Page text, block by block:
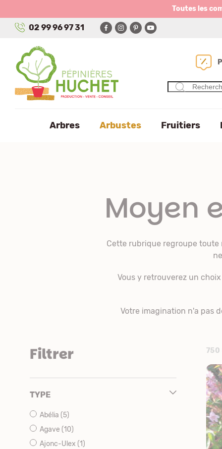
Toutes les
02 99 96 97 31
Arbres Arbustes Fruitiers
Moyen
Cette rubrique regroupe
Vous y retrouverez un
Votre imagination n'a pas
Filtrer
TYPE
Abélia (5)
Agave (10)
Ajonc-Ulex (1)
750